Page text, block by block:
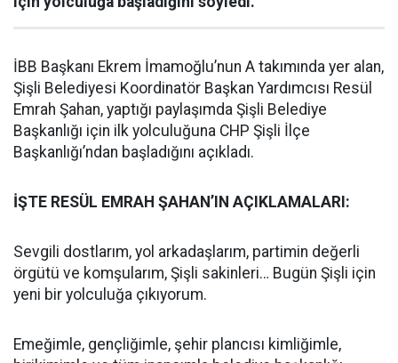
İBB Başkanı Ekrem İmamoğlu’nun A takımında yer alan,
Şişli Belediyesi Koordinatör Başkan Yardımcısı Resül
Emrah Şahan, yaptığı paylaşımda Şişli Belediye
Başkanlığı için ilk yolculuğuna CHP Şişli İlçe
Başkanlığı’ndan başladığını açıkladı.
İŞTE RESÜL EMRAH ŞAHAN’IN AÇIKLAMALARI:
Sevgili dostlarım, yol arkadaşlarım, partimin değerli
örgütü ve komşularım, Şişli sakinleri… Bugün Şişli için
yeni bir yolculuğa çıkıyorum.
Emeğimle, gençliğimle, şehir plancısı kimliğimle,